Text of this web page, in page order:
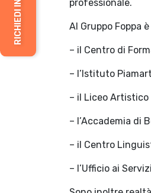
professionale.
Al Gruppo Foppa
– il Centro di
– l’Istituto
– il Liceo Artistico
– l’Accademia di
– il Centro
– l’Ufficio ai